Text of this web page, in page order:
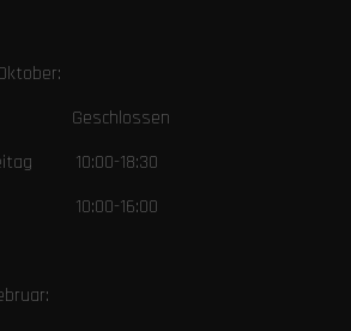
10:00-18:30
10:00-16:00